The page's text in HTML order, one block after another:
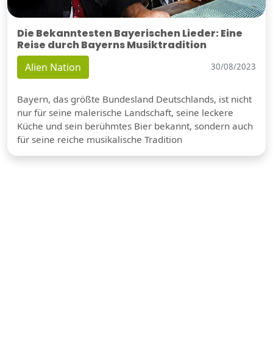
Die Bekanntesten Bayerischen Lieder: Eine
Reise durch Bayerns Musiktradition
Alien Nation 30/08/2023
Bayern, das größte Bundesland Deutschlands, ist nicht
nur für seine malerische Landschaft, seine leckere
Küche und sein berühmtes Bier bekannt, sondern auch
für seine reiche musikalische Tradition